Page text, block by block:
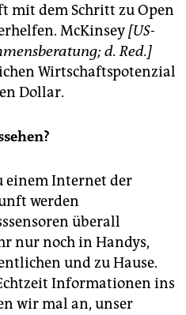
mit dem Schritt zu Open
McKinsey[US-
d. Red.]
Wirtschaftspotenzial
Dollar.
einem Internet der
werden
überall
nur noch in Handys,
und zu Hause.
Informationen ins
wir mal an, unser